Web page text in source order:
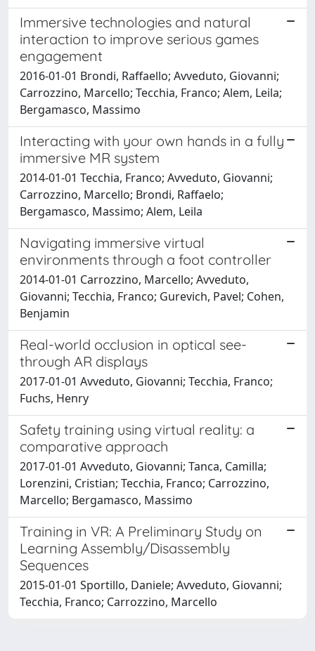
Immersive technologies and natural
interaction to improve serious games
engagement
2016-01-01 Brondi, Raffaello; Avveduto, Giovanni;
Carrozzino, Marcello; Tecchia, Franco; Alem, Leila;
Bergamasco, Massimo
Interacting with your own hands in a fully
immersive MR system
2014-01-01 Tecchia, Franco; Avveduto, Giovanni;
Carrozzino, Marcello; Brondi, Raffaelo;
Bergamasco, Massimo; Alem, Leila
Navigating immersive virtual
environments through a foot controller
2014-01-01 Carrozzino, Marcello; Avveduto,
Giovanni; Tecchia, Franco; Gurevich, Pavel; Cohen,
Benjamin
Real-world occlusion in optical see-
through AR displays
2017-01-01 Avveduto, Giovanni; Tecchia, Franco;
Fuchs, Henry
Safety training using virtual reality: a
comparative approach
2017-01-01 Avveduto, Giovanni; Tanca, Camilla;
Lorenzini, Cristian; Tecchia, Franco; Carrozzino,
Marcello; Bergamasco, Massimo
Training in VR: A Preliminary Study on
Learning Assembly/Disassembly
Sequences
2015-01-01 Sportillo, Daniele; Avveduto, Giovanni;
Tecchia, Franco; Carrozzino, Marcello